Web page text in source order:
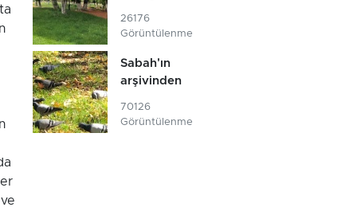
26176
Görüntülenme
Sabah'ın
arşivinden
70126
Görüntülenme